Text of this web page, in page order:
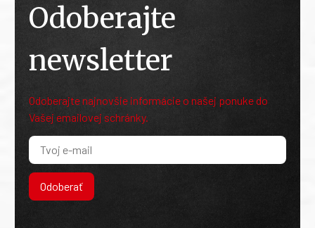
Odoberajte
newsletter
Odoberajte najnovšie informácie o našej ponuke do
Vašej emailovej schránky.
Odoberať